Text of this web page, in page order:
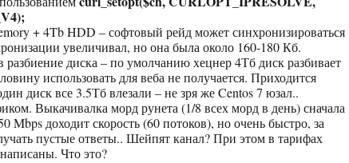
+ 4Tb HDD – софтовый рейд может синхронизироваться
увеличивал, но она была около 160-180 Кб.
диска – по умолчанию хецнер 4Тб диск разбивает
использовать для веба не получается. Приходится
диск все 3.5Тб влезали – не зря же Centos 7 юзал..
Выкачивалка морд рунета (1/8 всех морд в день) сначала
Mbps доходит скорость (60 потоков), но очень быстро, за
пустые ответы.. Шейпят канал? При этом в тарифах
Что это?